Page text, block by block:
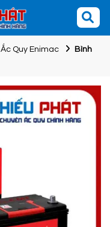
Ắc Quy Enimac
Bình